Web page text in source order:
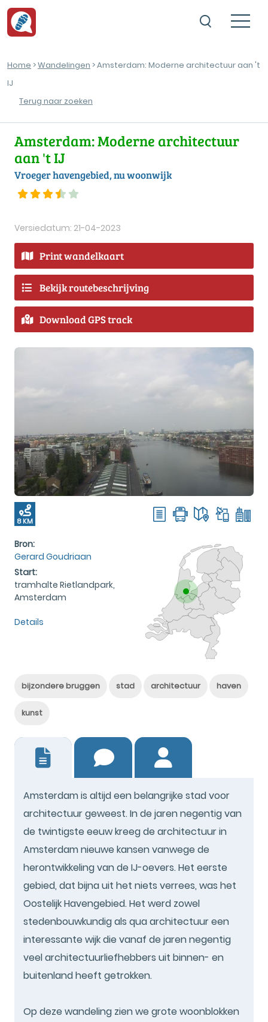
Home >Wandelingen > Amsterdam: Moderne architectuur aan 't
IJ
Terug naar zoeken
Amsterdam: Moderne architectuur
aan 't IJ
Vroeger havengebied, nu woonwijk
Versiedatum: 21-04-2023
Print wandelkaart
Bekijk routebeschrijving
Download GPS track
8 KM
Bron:
Gerard Goudriaan
Start:
tramhalte Rietlandpark,
Amsterdam
Details
bijzondere bruggen stad architectuur haven
kunst
Amsterdam is altijd een belangrijke stad voor
architectuur geweest. In de jaren negentig van
de twintigste eeuw kreeg de architectuur in
Amsterdam nieuwe kansen vanwege de
herontwikkeling van de IJ-oevers. Het eerste
gebied, dat bijna uit het niets verrees, was het
Oostelijk Havengebied. Het werd zowel
stedenbouwkundig als qua architectuur een
interessante wijk die vanaf de jaren negentig
veel architectuurliefhebbers uit binnen- en
buitenland heeft getrokken.
Op deze wandeling zien we grote woonblokken